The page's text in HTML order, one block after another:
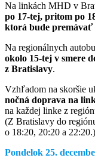
Na linkách MHD v
po 17-tej, pritom po
ktorá bude premávať
Na regionálnych
okolo 15-tej v smere
z Bratislavy.
Vzhľadom na skoršie
nočná doprava na
na každej linke z
(Z Bratislavy do
o 18:20, 20:20 a 22:20.)
Pondelok 25.